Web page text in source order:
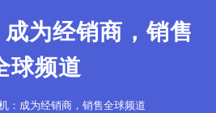
为经销商，销售
球频道
：成为经销商，销售全球频道